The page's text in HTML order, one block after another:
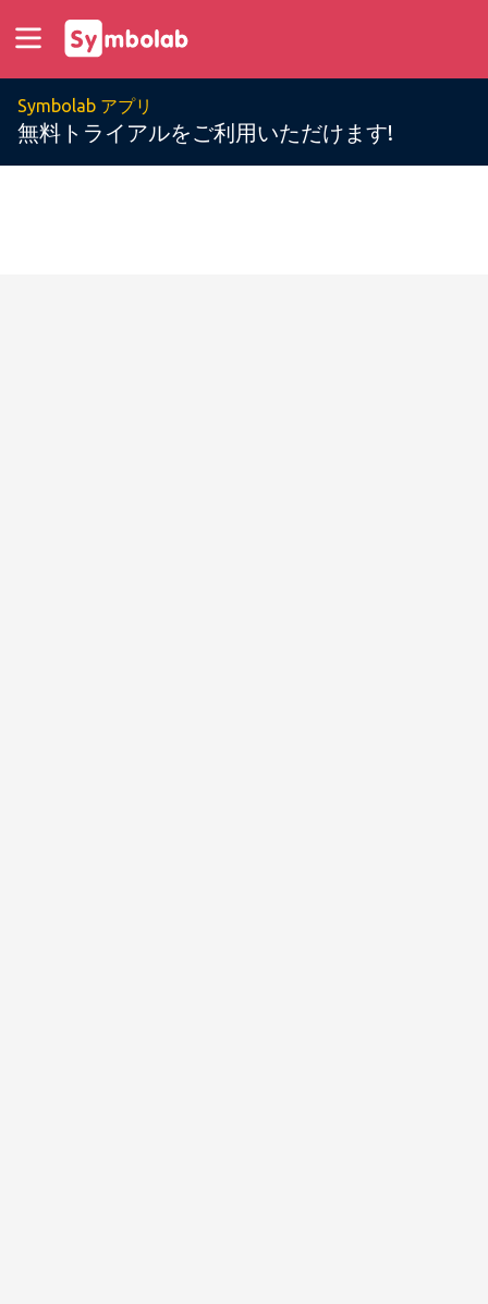
Symbolab アプリ
無料トライアルをご利用いただけます!